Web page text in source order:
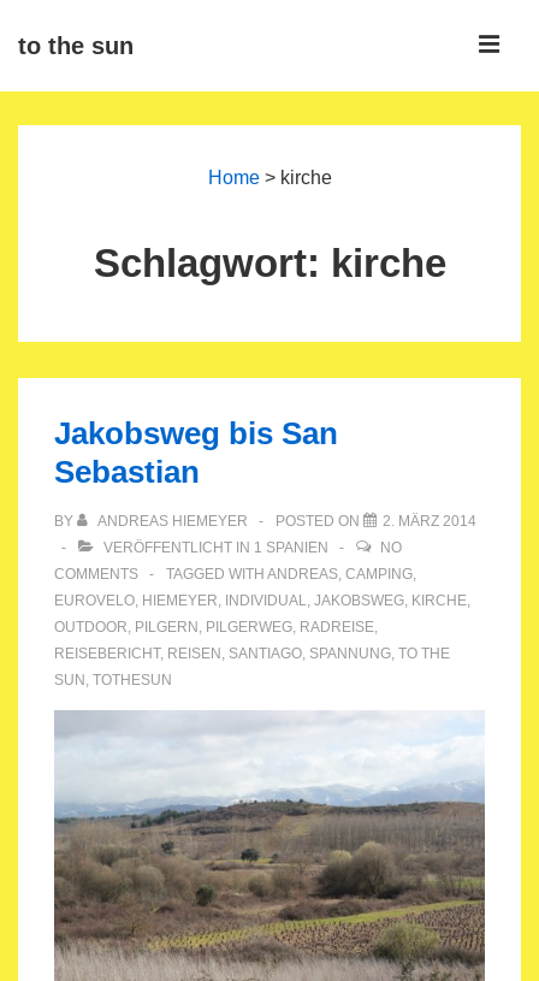
Zumto the sun
Home> kirche
Schlagwort: kirche
Jakobsweg bis San
Sebastian
BY ANDREAS HIEMEYER POSTED ON
2. MÄRZ 2014
VERÖFFENTLICHT IN 1 SPANIEN
NO
COMMENTS
TAGGED WITH ANDREAS, CAMPING,
EUROVELO, HIEMEYER, INDIVIDUAL, JAKOBSWEG, KIRCHE,
OUTDOOR, PILGERN , PILGERWEG, RADREISE,
REISEBERICHT, REISEN , SANTIAGO, SPANNUNG, TO THE
SUN , TOTHESUN